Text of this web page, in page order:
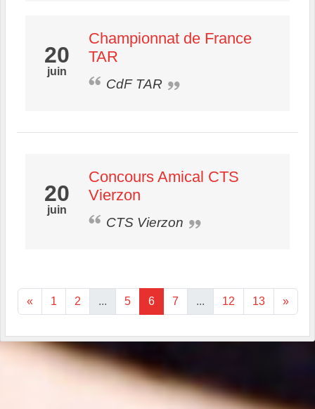
20
juin
Championnat de France
TAR
CdF TAR
20
juin
Concours Amical CTS
Vierzon
CTS Vierzon
« 1 2 ... 5 6 7 ... 12 13 »